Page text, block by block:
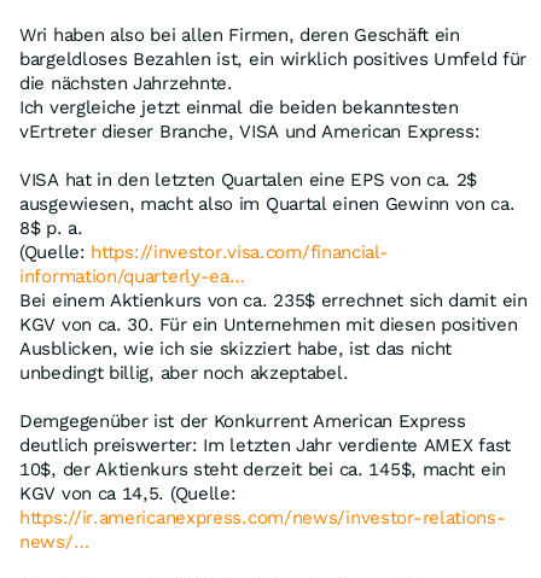
Wri haben also bei allen Firmen, deren Geschäft ein
bargeldloses Bezahlen ist, ein wirklich positives Umfeld für
die nächsten Jahrzehnte.
Ich vergleiche jetzt einmal die beiden bekanntesten
vErtreter dieser Branche, VISA und American Express:
VISA hat in den letzten Quartalen eine EPS von ca. 2$
ausgewiesen, macht also im Quartal einen Gewinn von ca.
8$ p. a.
(Quelle: https://investor.visa.com/financial-
information/quarterly-ea…
Bei einem Aktienkurs von ca. 235$ errechnet sich damit ein
KGV von ca. 30. Für ein Unternehmen mit diesen positiven
Ausblicken, wie ich sie skizziert habe, ist das nicht
unbedingt billig, aber noch akzeptabel.
Demgegenüber ist der Konkurrent American Express
deutlich preiswerter: Im letzten Jahr verdiente AMEX fast
10$, der Aktienkurs steht derzeit bei ca. 145$, macht ein
KGV von ca 14,5. (Quelle:
https://ir.americanexpress.com/news/investor-relations-
news/…